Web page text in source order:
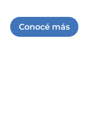
Conocé más